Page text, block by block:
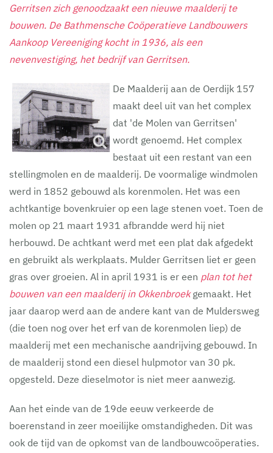
Gerritsen zich genoodzaakt een nieuwe maalderij te
bouwen. De Bathmensche Coöperatieve Landbouwers
Aankoop Vereeniging kocht in 1936, als een
nevenvestiging, het bedrijf van Gerritsen.
De Maalderij aan de Oerdijk 157
maakt deel uit van het complex
dat 'de Molen van Gerritsen'
wordt genoemd. Het complex
bestaat uit een restant van een
stellingmolen en de maalderij. De voormalige windmolen
werd in 1852 gebouwd als korenmolen. Het was een
achtkantige bovenkruier op een lage stenen voet. Toen de
molen op 21 maart 1931 afbrandde werd hij niet
herbouwd. De achtkant werd met een plat dak afgedekt
en gebruikt als werkplaats. Mulder Gerritsen liet er geen
gras over groeien. Al in april 1931 is er een plan tot het
bouwen van een maalderij in Okkenbroekgemaakt. Het
jaar daarop werd aan de andere kant van de Muldersweg
(die toen nog over het erf van de korenmolen liep) de
maalderij met een mechanische aandrijving gebouwd. In
de maalderij stond een diesel hulpmotor van 30 pk.
opgesteld. Deze dieselmotor is niet meer aanwezig.
Aan het einde van de 19de eeuw verkeerde de
boerenstand in zeer moeilijke omstandigheden. Dit was
ook de tijd van de opkomst van de landbouwcoöperaties.